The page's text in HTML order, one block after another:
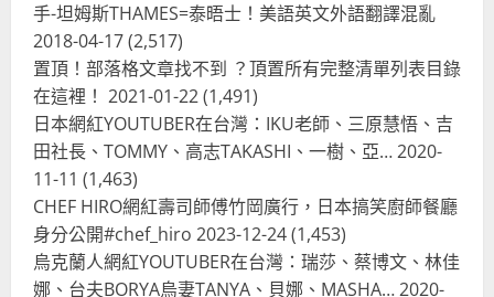
手-坦姆斯THAMES=泰晤士！美語英文外語翻譯混亂
2018-04-17(2,517)
置頂！部落格文章找不到 ？頂置所有完整清單列表目錄
在這裡！ 2021-01-22(1,491)
日本網紅YOUTUBER在台灣：IKU老師、三原慧悟、吉
田社長、TOMMY、高志TAKASHI、一樹、亞…2020-
11-11 (1,463)
CHEF HIRO網紅壽司師傅竹岡廣行，日本搞笑廚師餐廳
身分公開#chef_hiro 2023-12-24(1,453)
烏克蘭人網紅YOUTUBER在台灣：瑞莎、蔡博文、林佳
娜、台夫BORYA烏妻TANYA、貝娜、MASHA…2020-
3
台灣餐飲在全球 電影戲劇
獨家！芭比珍奶！珍珠奶茶飲料
BARBIE芭比娃娃肯尼電影聯名網友官
方影片！日出茶太CHATIME澳洲限定
活動
2023-08-03
4
台灣餐飲在全球
受歡迎，波霸奶茶門市顧客大排長
龍，網紅宣傳華沙珍奶店人潮多
2023-07-15